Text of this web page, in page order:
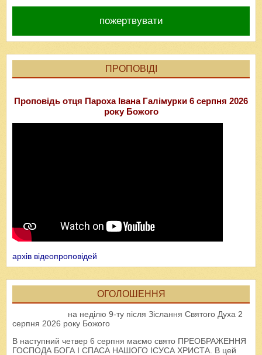
пожертвувати
ПРОПОВІДІ
Проповідь отця Пароха Івана Галімурки 6 серпня 2026
року Божого
архів відеопроповідей
ОГОЛОШЕННЯ
на неділю 9-ту після Зіслання Святого Духа 2
серпня 2026 року Божого
В наступний четвер 6 серпня маємо свято ПРЕОБРАЖЕННЯ
ГОСПОДА БОГА І СПАСА НАШОГО ІСУСА ХРИСТА. В цей